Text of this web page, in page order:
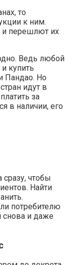
то
к ним.
и перешлют их
Ведь любой
купить
Пандао. Но
идут в
за
в наличии, его
чтобы
Найти
потребителю
снова и даже